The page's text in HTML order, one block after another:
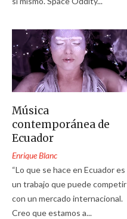
Música
contemporánea de
Ecuador
Enrique Blanc
“Lo que se hace en Ecuador es
un trabajo que puede competir
con un mercado internacional.
Creo que estamos a...